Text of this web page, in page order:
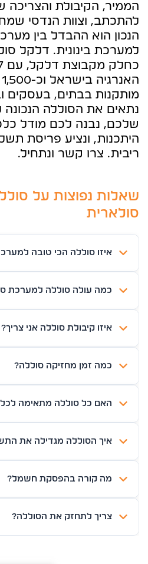
הממיר, הקיבולת והצריכה
להתכתב, וצוות הנדסי
הנכון הוא ההבדל בין
מותקנות בבתים, בעסקים
נתאים את הסוללה הנכונה
שלכם, נבנה לכם מודל
היתכנות, ונציע פריסת
ריבית. צרו קשר ונתחיל.
שאלות נפוצות על
סולארית
איזו סוללה הכי טובה
כמה עולה סוללה למערכת
איזו קיבולת סוללה אני צריך?
כמה זמן מחזיקה סוללה?
האם כל סוללה מתאימה
איך הסוללה מגדילה את
מה קורה בהפסקת חשמל?
צריך לתחזק את הסוללה?